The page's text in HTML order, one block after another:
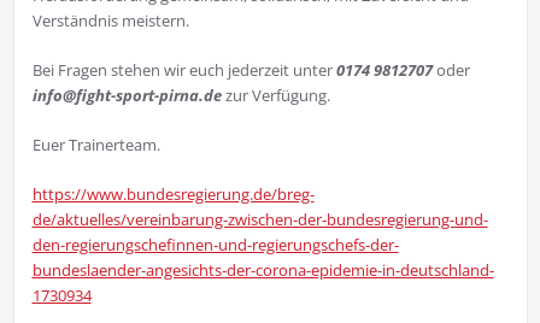
Verständnis meistern.
Bei Fragen stehen wir euch jederzeit unter0174 9812707oder
info@fight-sport-pirna.dezur Verfügung.
Euer Trainerteam.
https://www.bundesregierung.de/breg-
de/aktuelles/vereinbarung-zwischen-der-bundesregierung-und-
den-regierungschefinnen-und-regierungschefs-der-
bundeslaender-angesichts-der-corona-epidemie-in-deutschland-
1730934